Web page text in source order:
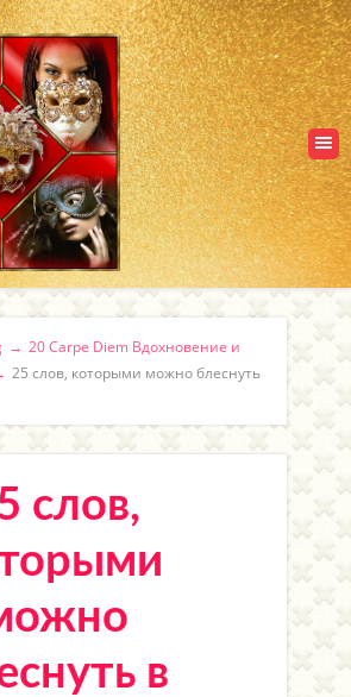
→ 20 Carpe Diem Вдохновение и
25 слов, которыми можно блеснуть
слов,
в